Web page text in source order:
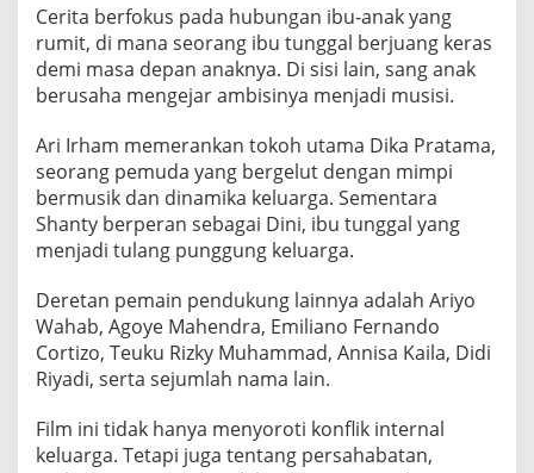
i
s
h
a
n
P
e
r
u
a
a
n
Cerita berfokus pada hubungan ibu-anak yang
rumit, di mana seorang ibu tunggal berjuang keras
demi masa depan anaknya. Di sisi lain, sang anak
berusaha mengejar ambisinya menjadi musisi.
Ari Irham memerankan tokoh utama Dika Pratama,
seorang pemuda yang bergelut dengan mimpi
bermusik dan dinamika keluarga. Sementara
Shanty berperan sebagai Dini, ibu tunggal yang
menjadi tulang punggung keluarga.
Deretan pemain pendukung lainnya adalah Ariyo
Wahab, Agoye Mahendra, Emiliano Fernando
Cortizo, Teuku Rizky Muhammad, Annisa Kaila, Didi
Riyadi, serta sejumlah nama lain.
Film ini tidak hanya menyoroti konflik internal
keluarga. Tetapi juga tentang persahabatan,